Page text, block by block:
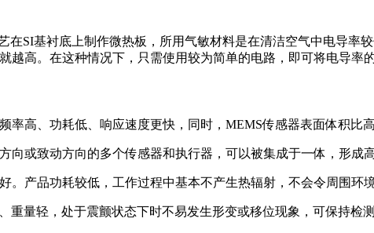
在SI基衬底上制作微热板，所用气敏材料是在清洁空气中电导率
越高。在这种情况下，只需使用较为简单的电路，即可将电导率
率高、功耗低、响应速度更快，同时，MEMS传感器表面体积比
向或致动方向的多个传感器和执行器，可以被集成于一体，形成
。产品功耗较低，工作过程中基本不产生热辐射，不会令周围环
重量轻，处于震颤状态下时不易发生形变或移位现象，可保持检